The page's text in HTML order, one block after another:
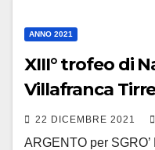
ANNO 2021
XIII° trofeo di
Villafranca
22 DICEMBRE 2021
ARGENTO per